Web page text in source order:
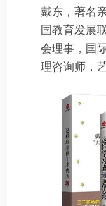
戴东，著名
国教育发展
会理事，国
理咨询师，